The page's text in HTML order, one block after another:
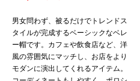
男女問わず、被るだけでトレンドス
タイルが完成するベーシックなベレ
ー帽です。カフェや飲食店など、洋
風の雰囲気にマッチし、お店をより
モダンに演出してくれるアイテム。